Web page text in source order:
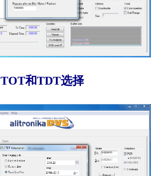
TOT和TDT选择